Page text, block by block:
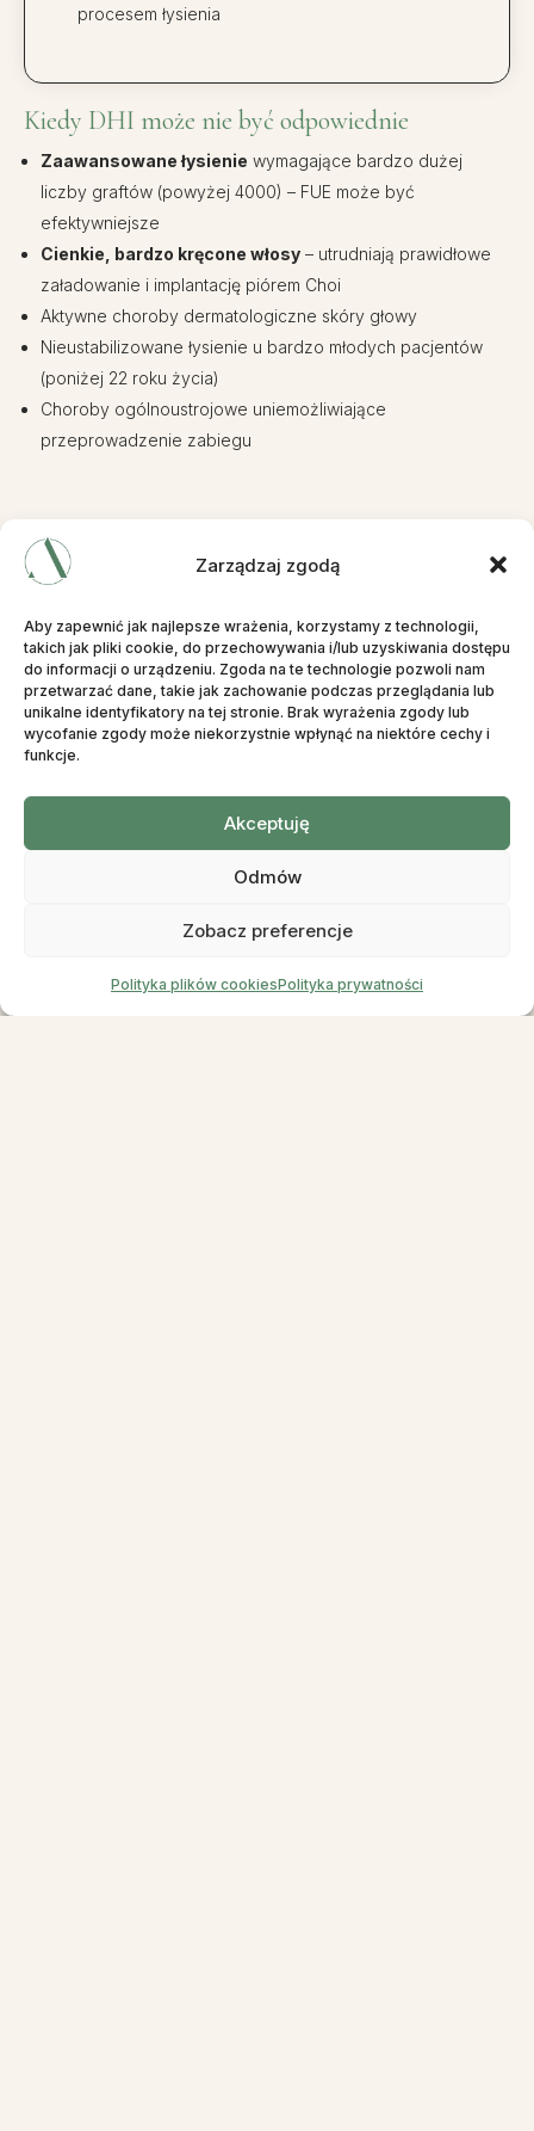
Zarządzaj zgodą
Aby zapewnić jak najlepsze wrażenia, korzystamy z technologii,
takich jak pliki cookie, do przechowywania i/lub uzyskiwania dostępu
do informacji o urządzeniu. Zgoda na te technologie pozwoli nam
przetwarzać dane, takie jak zachowanie podczas przeglądania lub
unikalne identyfikatory na tej stronie. Brak wyrażenia zgody lub
wycofanie zgody może niekorzystnie wpłynąć na niektóre cechy i
funkcje.
Akceptuję
Odmów
Zobacz preferencje
Polityka plików cookiesPolityka prywatności
procesem łysienia
Kiedy DHI może nie być odpowiednie
Zaawansowane łysienie wymagające bardzo dużej
liczby graftów (powyżej 4000) – FUE może być
efektywniejsze
Cienkie, bardzo kręcone włosy – utrudniają prawidłowe
załadowanie i implantację piórem Choi
Aktywne choroby dermatologiczne skóry głowy
Nieustabilizowane łysienie u bardzo młodych pacjentów
(poniżej 22 roku życia)
Choroby ogólnoustrojowe uniemożliwiające
przeprowadzenie zabiegu
Jaką metodą wykonujemy
przeszczep włosów?
W Aestepool Clinic specjalizujemy się w transplantacji włosów
wyłącznie metodami Lateral Slits Micro FUE sporadycznie
DHI. Nie stosujemy przestarzałej metody FUT (STRIP), która
pozostawia widoczne blizny. Dobór metody zależy od
stopnia łysienia, struktury włosów i oceny lekarza.